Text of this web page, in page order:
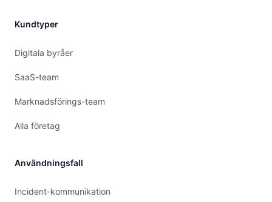
Kundtyper
Digitala byråer
SaaS-team
Marknadsförings-team
Alla företag
Användningsfall
Incident-kommunikation